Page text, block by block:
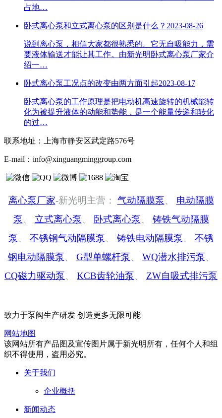
占地…
卧式离心泵和立式离心泵的区别是什么？ 2023-08-26
说到离心泵，相信大家都很熟悉的。它无自吸能力，需
要液体输送才能让其工作。由新光明卧式离心泵厂家介
绍一…
卧式离心泵工况点的改变由两方面引起2023-08-17
卧式离心泵的工作原理是把电动机高速旋转的机械能转
化为被提升液体的动能和势能，是一个能量传递和转化
的过…
联系地址： 上海市静安区武定路576号
E-mail： info@xinguangminggroup.com
离心泵厂家-新光明主营： 气动隔膜泵、 电动隔膜
泵、 立式离心泵、 卧式离心泵、 铸铁气动隔膜
泵、 不锈钢气动隔膜泵、 铸铁电动隔膜泵、 不锈
钢电动隔膜泵、 G型单螺杆泵、 WQ潜水排污泵、
CQ磁力驱动泵、 KCB齿轮油泵、 ZW自吸式排污泵
致力于泵阀生产研发 创造更多无限可能
网站地图
该网站所有产品图及宣传图片属于新光明所有，任何个人和组
织不得使用，盗用必究。
关于我们
企业概括
新闻动态